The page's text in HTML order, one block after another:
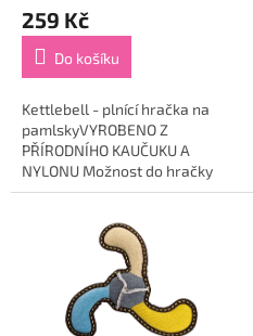
259 Kč
Do košíku
Kettlebell - plnící hračka na
pamlskyVYROBENO Z
PŘÍRODNÍHO KAUČUKU A
NYLONU Možnost do hračky
vložit pamlsky. Hračka je
po zemi a kutálení....